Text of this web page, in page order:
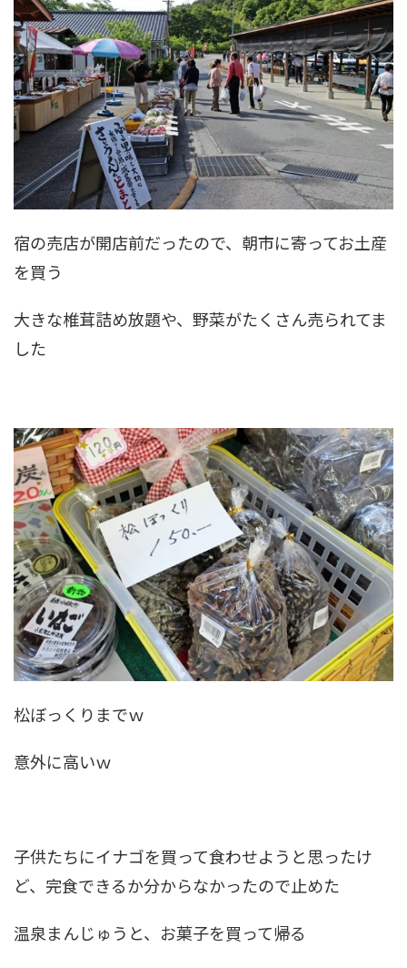
宿の売店が開店前だったので、朝市に寄ってお土産
を買う
大きな椎茸詰め放題や、野菜がたくさん売られてま
した
松ぼっくりまでｗ
意外に高いｗ
子供たちにイナゴを買って食わせようと思ったけ
ど、完食できるか分からなかったので止めた
温泉まんじゅうと、お菓子を買って帰る